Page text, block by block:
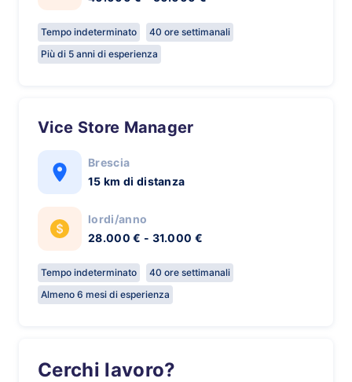
Tempo indeterminato
40 ore settimanali
Più di 5 anni di esperienza
Vice Store Manager
Brescia
15 km di distanza
lordi/anno
28.000 € - 31.000 €
Tempo indeterminato
40 ore settimanali
Almeno 6 mesi di esperienza
Cerchi lavoro?